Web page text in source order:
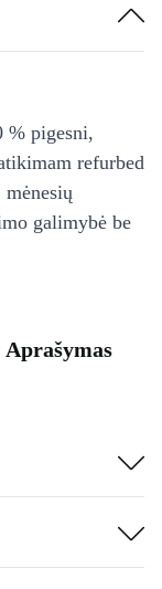
% pigesni,
refurbed
galimybė be